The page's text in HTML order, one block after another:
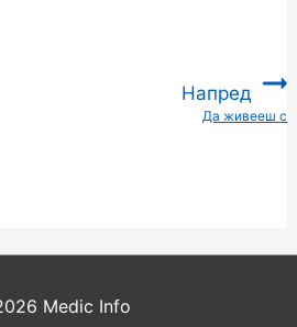
Напред
Да живееш с
Medic Info